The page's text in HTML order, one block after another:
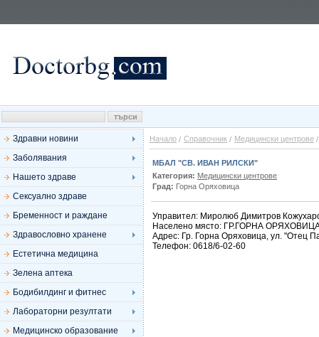
Здравни новини
Заболявания
Нашето здраве
Сексуално здраве
Бременност и раждане
Здравословно хранене
Естетична медицина
Зелена аптека
Бодибилдинг и фитнес
Лабораторни резултати
Медицинско образование
Начало Справочник Медицински центрове
МБАЛ "СВ. ИВАН РИЛСКИ"
Категория: Медицински центрове
Град: Горна Оряховица
Управител: Миролюб Димитров
Населено място: ГР.ГОРНА
Адрес: Гр. Горна Оряховица, ул. "Отец
Телефон: 0618/6-02-60